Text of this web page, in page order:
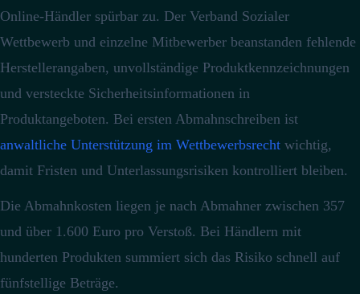
Online-Händler spürbar zu. Der Verband Sozialer
Wettbewerb und einzelne Mitbewerber beanstanden fehlende
Herstellerangaben, unvollständige Produktkennzeichnungen
und versteckte Sicherheitsinformationen in
Produktangeboten. Bei ersten Abmahnschreiben ist
anwaltliche Unterstützung im Wettbewerbsrecht wichtig,
damit Fristen und Unterlassungsrisiken kontrolliert bleiben.
Die Abmahnkosten liegen je nach Abmahner zwischen 357
und über 1.600 Euro pro Verstoß. Bei Händlern mit
hunderten Produkten summiert sich das Risiko schnell auf
fünfstellige Beträge.